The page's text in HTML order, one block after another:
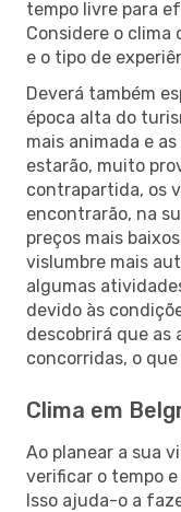
tempo livre para
Considere o clima
e o tipo de
Deverá também
época alta do
mais animada e
estarão, muito
contrapartida, os
encontrarão, na
preços mais
vislumbre mais
algumas
devido às
descobrirá que as
concorridas, o
Clima em
Ao planear a sua
verificar o tempo
Isso ajuda-o a